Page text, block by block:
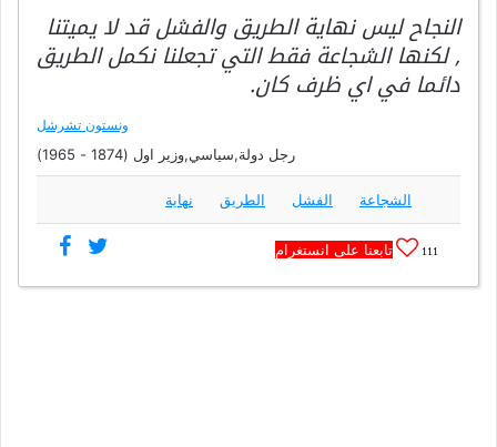
النجاح ليس نهاية الطريق والفشل قد لا يميتنا
, لكنها الشجاعة فقط التي تجعلنا نكمل الطريق
دائما في اي ظرف كان.
ونستون تشرشل
رجل دولة,سياسي,وزير اول (1874 - 1965)
الشجاعة الفشل الطريق نهاية
111 تابعنا على انستغرام